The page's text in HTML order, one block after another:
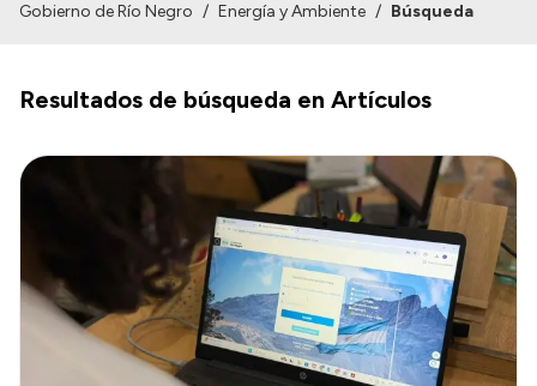
Misión
Autoridades
Transparencia
Gobierno de Río Negro / Energía y Ambiente / Búsqueda
Resultados de búsqueda en Artículos